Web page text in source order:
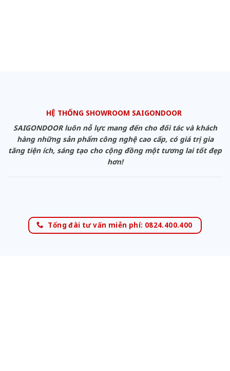
HỆ THỐNG SHOWROOM SAIGONDOOR
SAIGONDOOR luôn nỗ lực mang đến cho đối tác và khách
hàng những sản phẩm công nghệ cao cấp, có giá trị gia
tăng tiện ích, sáng tạo cho cộng đồng một tương lai tốt đẹp
hơn!
Tổng đài tư vấn miễn phí: 0824.400.400